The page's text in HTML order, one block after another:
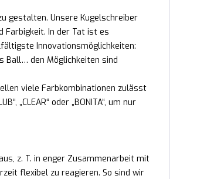
gestalten. Unsere Kugelschreiber
Farbigkeit. In der Tat ist es
Innovationsmöglichkeiten:
Ball… den Möglichkeiten sind
viele Farbkombinationen zulässt
„CLEAR“ oder „BONITA“, um nur
z. T. in enger Zusammenarbeit mit
flexibel zu reagieren. So sind wir